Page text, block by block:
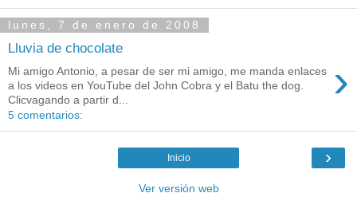
lunes, 7 de enero de 2008
Lluvia de chocolate
›
Mi amigo Antonio, a pesar de ser mi amigo, me manda enlaces
a los videos en YouTube del John Cobra y el Batu the dog.
Clicvagando a partir d...
5 comentarios:
›
Inicio
Ver versión web